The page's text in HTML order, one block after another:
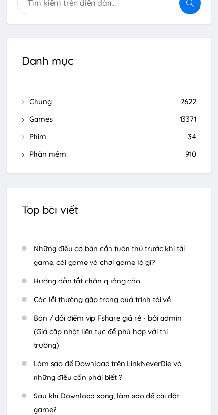
Danh mục
Chung
2622
Games
13371
Phim
34
Phần mềm
910
Top bài viết
Những điều cơ bản cần tuân thủ trước khi tải
game, cài game và chơi game là gì?
Hướng dẫn tắt chặn quảng cáo
Các lỗi thường gặp trong quá trình tải về
Bán / đổi điểm vip Fshare giá rẻ - bởi admin
(Giá cập nhật liên tục để phù hợp với thị
trường)
Làm sao để Download trên LinkNeverDie và
những điều cần phải biết ?
Sau khi Download xong, làm sao để cài đặt
game?